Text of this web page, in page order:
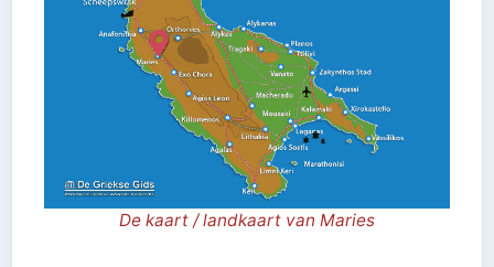
De kaart / landkaart van Maries